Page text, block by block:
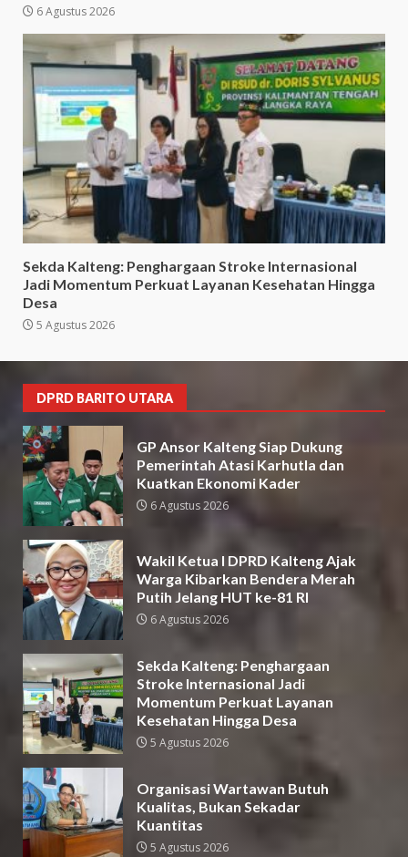
6 Agustus 2026
Sekda Kalteng: Penghargaan Stroke Internasional
Jadi Momentum Perkuat Layanan Kesehatan Hingga
Desa
5 Agustus 2026
DPRD BARITO UTARA
GP Ansor Kalteng Siap Dukung
Pemerintah Atasi Karhutla dan
Kuatkan Ekonomi Kader
6 Agustus 2026
Wakil Ketua I DPRD Kalteng Ajak
Warga Kibarkan Bendera Merah
Putih Jelang HUT ke-81 RI
6 Agustus 2026
Sekda Kalteng: Penghargaan
Stroke Internasional Jadi
Momentum Perkuat Layanan
Kesehatan Hingga Desa
5 Agustus 2026
Organisasi Wartawan Butuh
Kualitas, Bukan Sekadar
Kuantitas
5 Agustus 2026